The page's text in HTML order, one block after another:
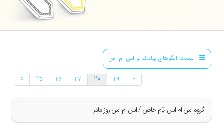
لیست الگوهای پیامک و اس ام اس
گروه اس ام اس ايّام خاص / اس ام اس روز مادر
» 25 26 27 28 29 «